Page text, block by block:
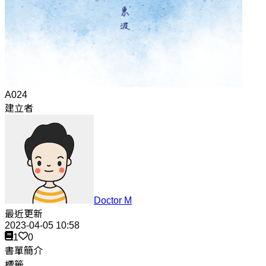
A024
建立者
Doctor M
最近更新
2023-04-05 10:58
1
0
書單簡介